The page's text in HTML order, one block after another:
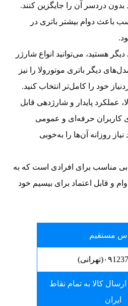
دردسر آن را جایگزین کنند.
باعث دوام بیشتر باتری در
هستید، می‌توانید انواع شارژر
دیگر باتری موتورولا را نیز
خود را کامل‌تر انتخاب کنید.
عملکرد پایدار و شارژدهی قابل
کاربران حرفه‌ای و عمومی
روزانه آن‌ها را به‌خوبی
مناسب برای افرادی است که به
و قابل اعتماد برای بیسیم خود
مستقیم
کالا به تمام نقاط
ایران